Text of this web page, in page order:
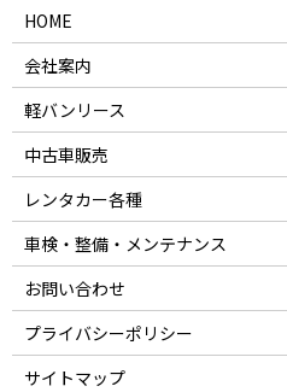
HOME
会社案内
軽バンリース
中古車販売
レンタカー各種
車検・整備・メンテナンス
お問い合わせ
プライバシーポリシー
サイトマップ